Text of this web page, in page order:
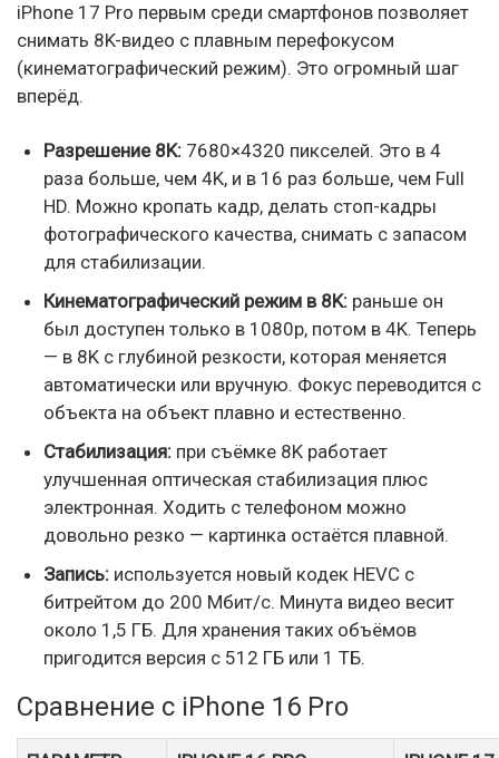
iPhone 17 Pro первым среди смартфонов позволяет
снимать 8K-видео с плавным перефокусом
(кинематографический режим). Это огромный шаг
вперёд.
Разрешение 8K: 7680×4320 пикселей. Это в 4
раза больше, чем 4K, и в 16 раз больше, чем Full
HD. Можно кропать кадр, делать стоп-кадры
фотографического качества, снимать с запасом
для стабилизации.
Кинематографический режим в 8K: раньше он
был доступен только в 1080p, потом в 4K. Теперь
— в 8K с глубиной резкости, которая меняется
автоматически или вручную. Фокус переводится с
объекта на объект плавно и естественно.
Стабилизация: при съёмке 8K работает
улучшенная оптическая стабилизация плюс
электронная. Ходить с телефоном можно
довольно резко — картинка остаётся плавной.
Запись: используется новый кодек HEVC с
битрейтом до 200 Мбит/с. Минута видео весит
около 1,5 ГБ. Для хранения таких объёмов
пригодится версия с 512 ГБ или 1 ТБ.
Сравнение с iPhone 16 Pro